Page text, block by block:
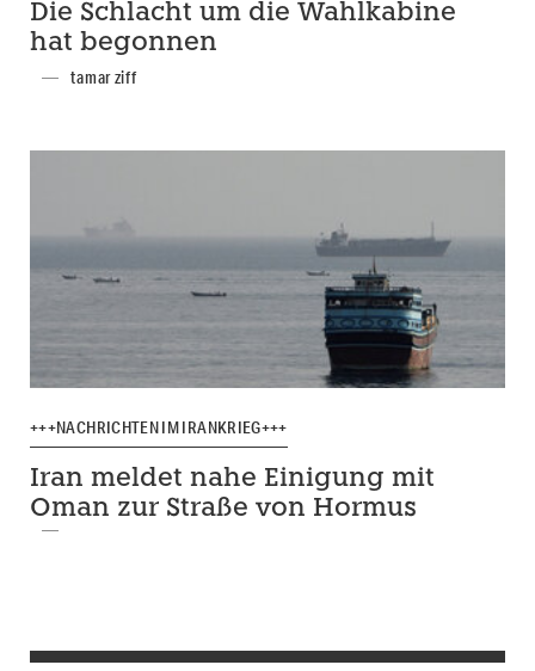
Die Schlacht um die Wahlkabine
hat begonnen
tamar ziff
+++NACHRICHTEN IM IRANKRIEG+++
Iran meldet nahe Einigung mit
Oman zur Straße von Hormus